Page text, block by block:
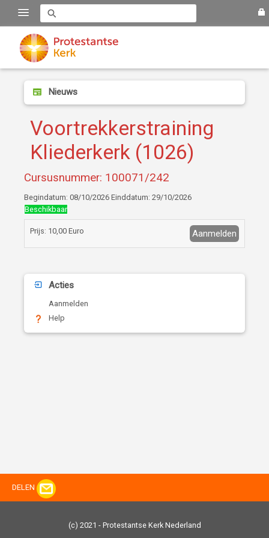
Nieuws
Voortrekkerstraining
Kliederkerk (1026)
Cursusnummer: 100071/242
Begindatum: 08/10/2026 Einddatum: 29/10/2026
Beschikbaar
Aanmelden
Prijs: 10,00 Euro
Acties
Aanmelden
Help
DELEN
(c) 2021 - Protestantse Kerk Nederland